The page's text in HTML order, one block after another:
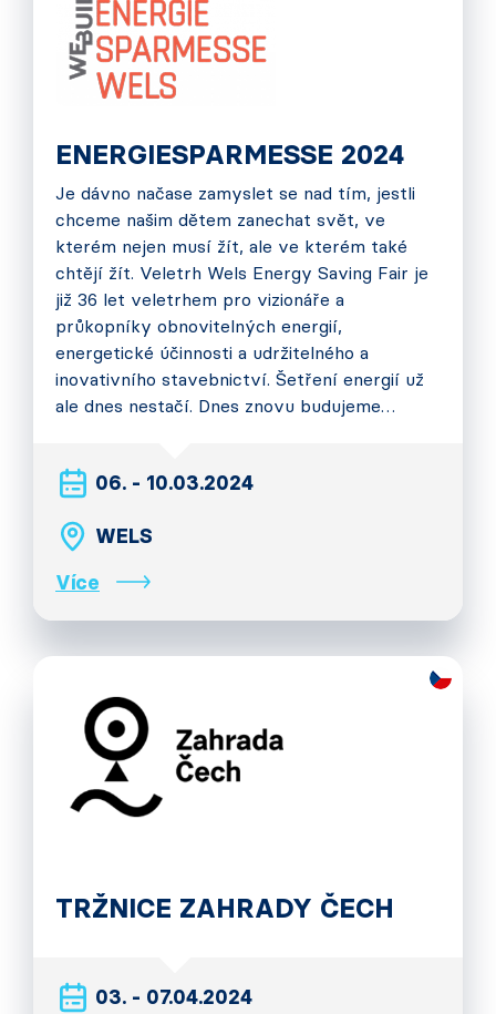
ENERGIESPARMESSE 2024
Je dávno načase zamyslet se nad tím, jestli
chceme našim dětem zanechat svět, ve
kterém nejen musí žít, ale ve kterém také
chtějí žít. Veletrh Wels Energy Saving Fair je
již 36 let veletrhem pro vizionáře a
průkopníky obnovitelných energií,
energetické účinnosti a udržitelného a
inovativního stavebnictví. Šetření energií už
ale dnes nestačí. Dnes znovu budujeme…
06. - 10.03.2024
WELS
Více
TRŽNICE ZAHRADY ČECH
03. - 07.04.2024